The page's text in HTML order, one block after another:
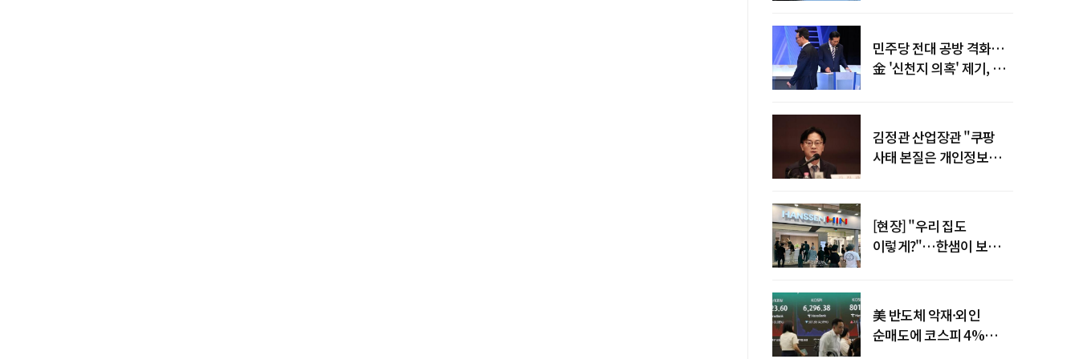
민주당 전대 공방 격화…
金 '신천지 의혹' 제기, 鄭
김정관 산업장관 "쿠팡
사태 본질은 개인정보
[현장] "우리 집도
이렇게?"…한샘이 보여준
美 반도체 악재·외인
순매도에 코스피 4%